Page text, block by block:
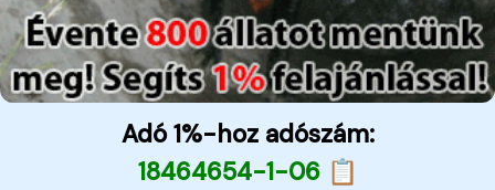
Adó 1%-hoz adószám:
18464654-1-06 📋